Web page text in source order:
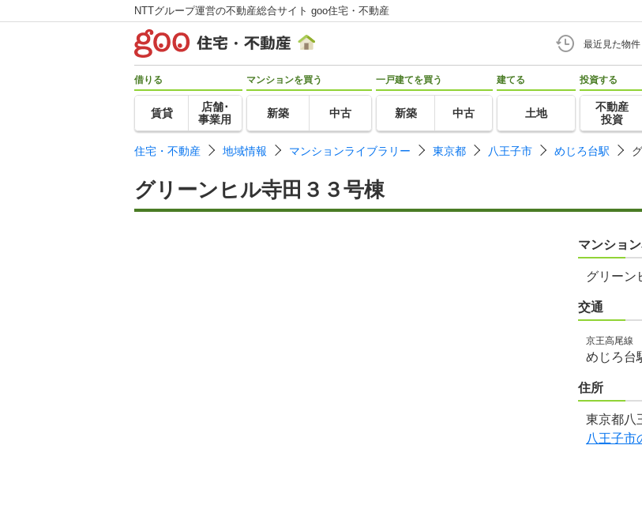
NTTグループ運営の不動産総合サイト goo住宅・不動産
最近見た物件
借りる
賃貸
店舗･
事業用
マンションを買う
新築 中古
一戸建てを買う
新築 中古
建てる
土地
投資する
不動産
投資
住宅・不動産 地域情報 マンションライブラリー 東京都 八王子市 めじろ台駅
グリーンヒル寺田３３号棟
マンショ
グリーン
交通
京王高尾線
めじろ台
住所
東京都八
八王子市